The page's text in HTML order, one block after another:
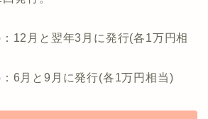
12月と翌年3月に発行(各1万円相
6月と9月に発行(各1万円相当)